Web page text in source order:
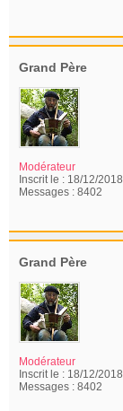
Grand Père
Modérateur
Inscrit le : 18/12/2018
Messages : 8402
Grand Père
Modérateur
Inscrit le : 18/12/2018
Messages : 8402